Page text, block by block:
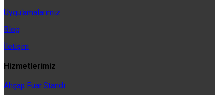
Uygulamalarımız
Blog
İletişim
Hizmetlerimiz
Ahşap Fuar Standı